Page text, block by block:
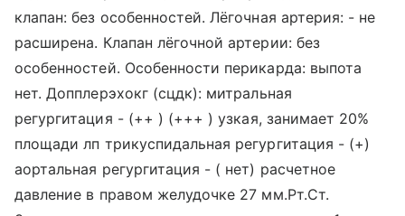
клапан: без особенностей. Лёгочная артерия: - не
расширена. Клапан лёгочной артерии: без
особенностей. Особенности перикарда: выпота
нет. Допплерэхокг (сцдк): митральная
регургитация - (++ ) (+++ ) узкая, занимает 20%
площади лп трикуспидальная регургитация - (+)
аортальная регургитация - ( нет) расчетное
давление в правом желудочке 27 мм.Рт.Ст.